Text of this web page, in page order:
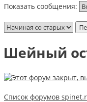
Показать сообщения:
Шейный
Список форумов